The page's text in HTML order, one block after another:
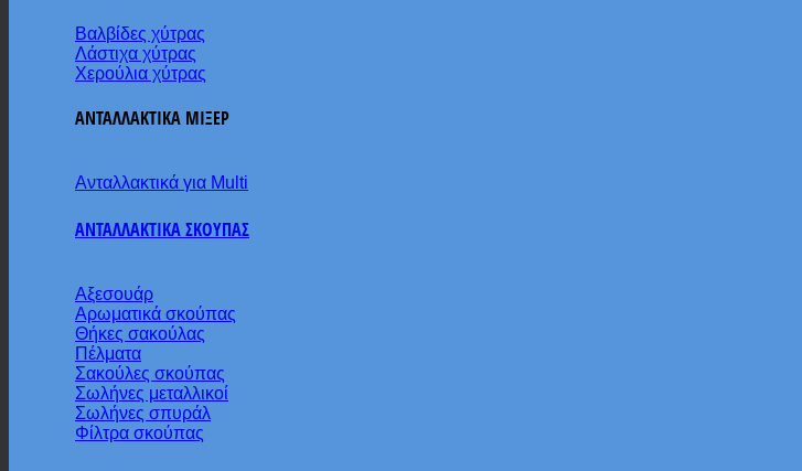
Βαλβίδες χύτρας
Λάστιχα χύτρας
Χερούλια χύτρας
ΑΝΤΑΛΛΑΚΤΙΚΑ ΜΙΞΕΡ
Ανταλλακτικά για Multi
ΑΝΤΑΛΛΑΚΤΙΚΑ ΣΚΟΥΠΑΣ
Αξεσουάρ
Αρωματικά σκούπας
Θήκες σακούλας
Πέλματα
Σακούλες σκούπας
Σωλήνες μεταλλικοί
Σωλήνες σπυράλ
Φίλτρα σκούπας